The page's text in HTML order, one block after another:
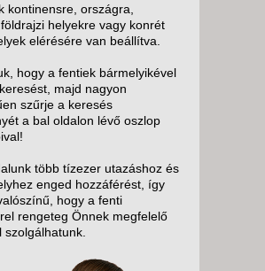
kontinensre, országra,
helyekre vagy konrét
elérésére van beállítva.
hogy a fentiek bármelyikével
majd nagyon
szűrje a keresés
a bal oldalon lévő oszlop
több tízezer utazáshoz és
enged hozzáférést, így
hogy a fenti
rengeteg Önnek megfelelő
szolgálhatunk.